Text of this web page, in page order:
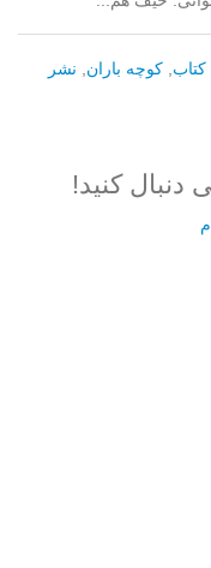
کتاب, کوچه باران, نشر
دنبال کنید!